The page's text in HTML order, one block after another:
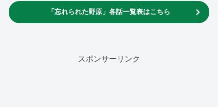
「忘れられた野原」各話一覧表はこちら
スポンサーリンク